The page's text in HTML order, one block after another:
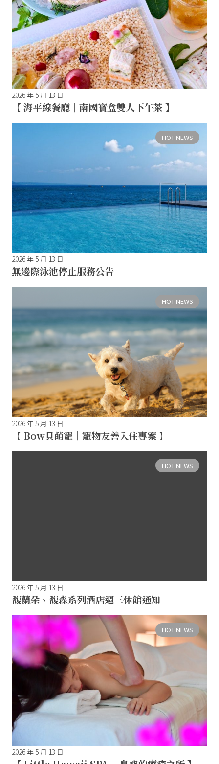
2026 年 5 月 13 日
【 海平線餐廳｜南國寶盒雙人下午茶 】
HOT NEWS
2026 年 5 月 13 日
無邊際泳池停止服務公告
HOT NEWS
2026 年 5 月 13 日
【 Bow貝萌寵｜寵物友善入住專案 】
HOT NEWS
2026 年 5 月 13 日
馥蘭朵、馥森系列酒店週三休館通知
HOT NEWS
2026 年 5 月 13 日